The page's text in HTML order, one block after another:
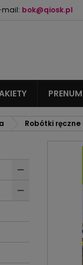
mail: bok@qiosk.pl
Robótki ręczne